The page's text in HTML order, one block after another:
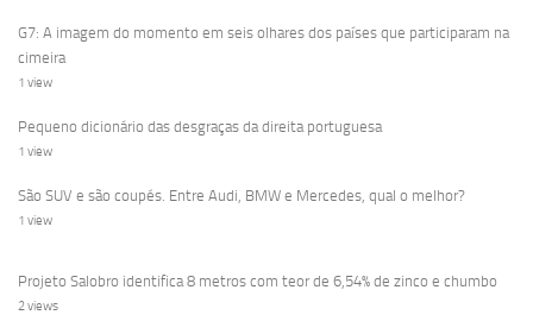
G7: A imagem do momento em seis olhares dos países que participaram na
cimeira
1 view
Pequeno dicionário das desgraças da direita portuguesa
1 view
São SUV e são coupés. Entre Audi, BMW e Mercedes, qual o melhor?
1 view
Projeto Salobro identifica 8 metros com teor de 6,54% de zinco e chumbo
2 views